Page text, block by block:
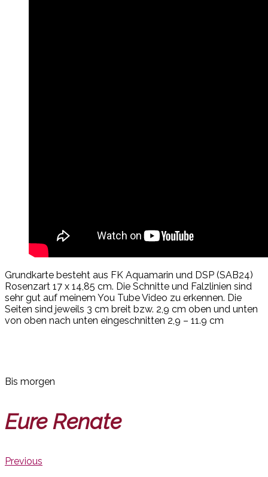
Grundkarte besteht aus FK Aquamarin und DSP (SAB24)
Rosenzart 17 x 14,85 cm. Die Schnitte und Falzlinien sind
sehr gut auf meinem You Tube Video zu erkennen. Die
Seiten sind jeweils 3 cm breit bzw. 2,9 cm oben und unten
von oben nach unten eingeschnitten 2,9 – 11.9 cm
Bis morgen
Eure Renate
Previous